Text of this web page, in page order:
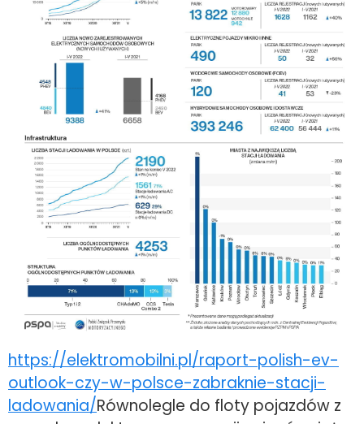
https://elektromobilni.pl/raport-polish-ev-
outlook-czy-w-polsce-zabraknie-stacji-
ladowania/Równolegle do floty pojazdów z